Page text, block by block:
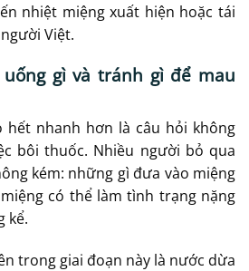
nhiệt miệng xuất hiện hoặc tái
Việt.
gì và tránh gì để mau
hết nhanh hơn là câu hỏi không
bôi thuốc. Nhiều người bỏ qua
kém: những gì đưa vào miệng
có thể làm tình trạng nặng
kể.
trong giai đoạn này là nước dừa